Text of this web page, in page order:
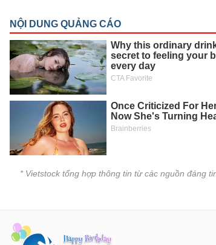
* Vietstock tổng hợp thông tin từ các nguồn đáng
TÀI
CHÍNH
CÔNG
NGHỆ
THÔNG
DỊCH